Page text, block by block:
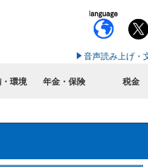
音声読み上げ・
環境 年金・保険 税金